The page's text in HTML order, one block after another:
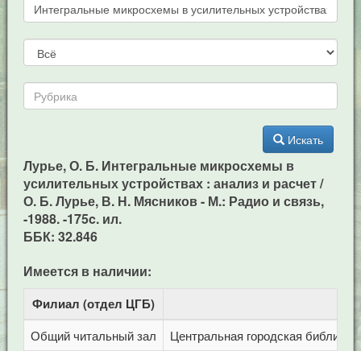
Искать
Лурье, О. Б. Интегральные микросхемы в
усилительных устройствах : анализ и расчет /
О. Б. Лурье, В. Н. Мясников - М.: Радио и связь,
-1988. -175c. ил.
ББК: 32.846
Имеется в наличии:
Филиал (отдел ЦГБ)
Общий читальный зал Центральная городская